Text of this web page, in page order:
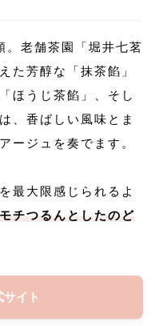
。老舗茶園「堀井七茗
た芳醇な「抹茶餡」
ほうじ茶餡」、そし
、香ばしい風味とま
ージュを奏でます。
最大限感じられるよ
チつるんとしたのど
イト